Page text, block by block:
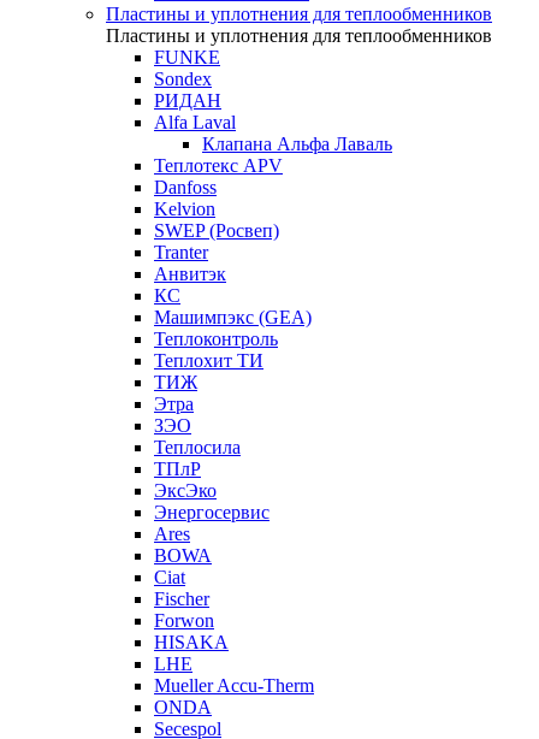
Пластины и уплотнения для теплообменников
Пластины и уплотнения для теплообменников
FUNKE
Sondex
РИДАН
Alfa Laval
Клапана Альфа Лаваль
Теплотекс APV
Danfoss
Kelvion
SWEP (Росвеп)
Tranter
Анвитэк
КС
Машимпэкс (GEA)
Теплоконтроль
Теплохит ТИ
ТИЖ
Этра
ЗЭО
Теплосила
ТПлР
ЭксЭко
Энергосервис
Ares
BOWA
Ciat
Fischer
Forwon
HISAKA
LHE
Mueller Accu-Therm
ONDA
Secespol